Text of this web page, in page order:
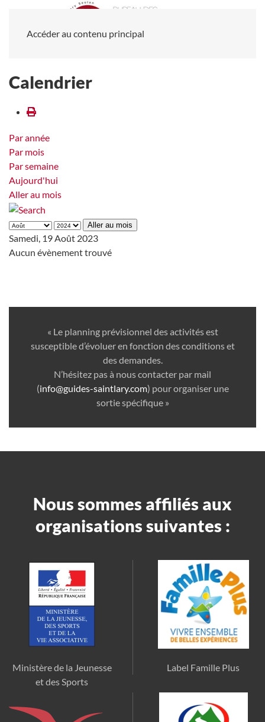
Accéder au contenu principal
Calendrier
Par année
Par mois
Par semaine
Aujourd'hui
Aller au mois
Aller au mois
Samedi, 19 Août 2023
Aucun évènement trouvé
« Le planning prévisionnel des activités est
susceptible d’évoluer en fonction des conditions et
des demandes.
N’hésitez pas à nous contacter par mail
(info@guides-saintlary.com) pour organiser une
sortie spécifique »
Nous sommes affiliés aux
organisations suivantes :
Ministère de la Jeunesse
et des Sports
Label Famille Plus